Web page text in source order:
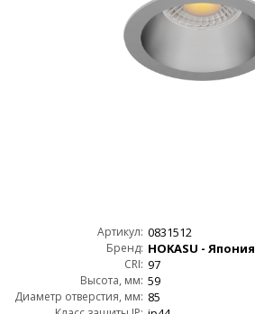
Артикул: 0831512
Бренд: HOKASU - Япония
CRI: 97
Высота, мм: 59
Диаметр отверстия, мм: 85